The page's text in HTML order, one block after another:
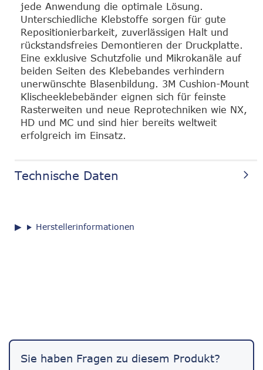
jede Anwendung die optimale Lösung.
Unterschiedliche Klebstoffe sorgen für gute
Repositionierbarkeit, zuverlässigen Halt und
rückstandsfreies Demontieren der Druckplatte.
Eine exklusive Schutzfolie und Mikrokanäle auf
beiden Seiten des Klebebandes verhindern
unerwünschte Blasenbildung. 3M Cushion-Mount
Klischeeklebebänder eignen sich für feinste
Rasterweiten und neue Reprotechniken wie NX,
HD und MC und sind hier bereits weltweit
erfolgreich im Einsatz.
Technische Daten
Herstellerinformationen
Sie haben Fragen zu diesem Produkt?